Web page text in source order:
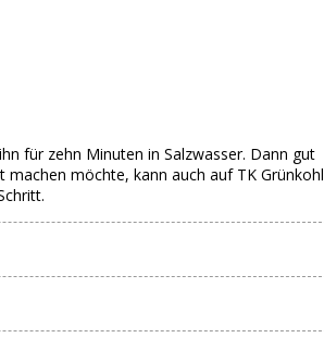
für zehn Minuten in Salzwasser. Dann gut
machen möchte, kann auch auf TK Grünkohl